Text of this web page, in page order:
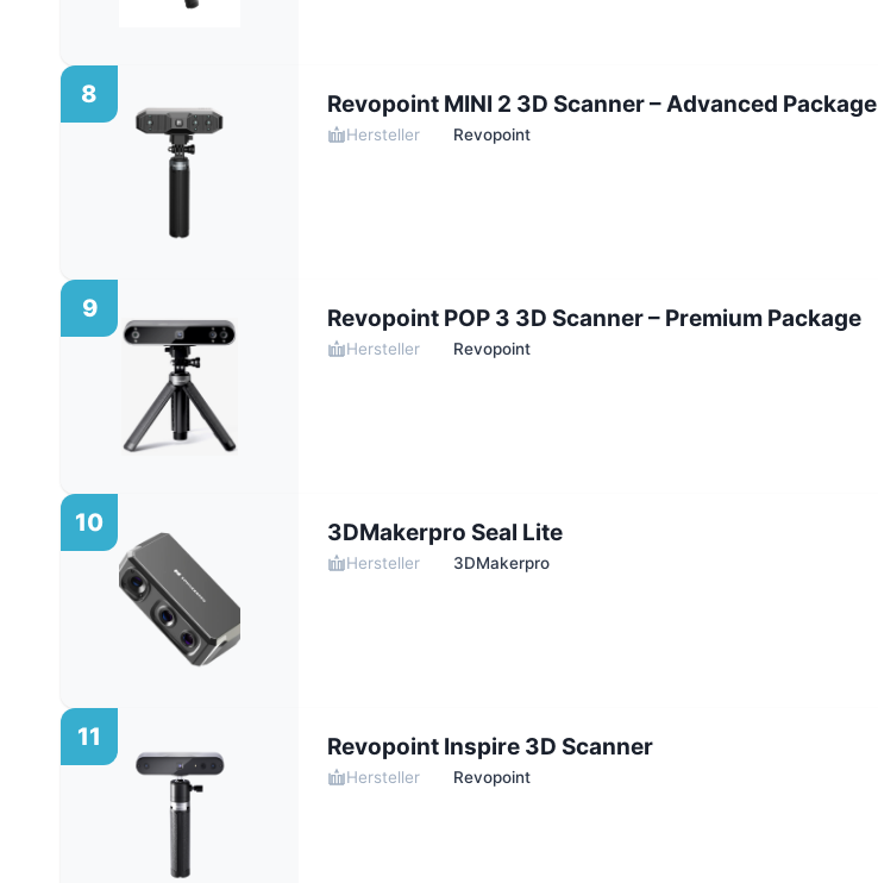
8 Revopoint MINI 2 3D Scanner – Advanced Package
Hersteller Revopoint
9 Revopoint POP 3 3D Scanner – Premium Package
Hersteller Revopoint
10 3DMakerpro Seal Lite
Hersteller 3DMakerpro
11 Revopoint Inspire 3D Scanner
Hersteller Revopoint